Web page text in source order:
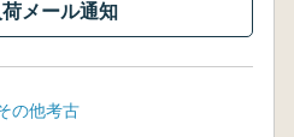
メール通知
の他考古